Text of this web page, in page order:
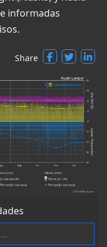
informadas
Share